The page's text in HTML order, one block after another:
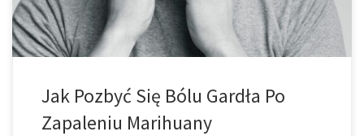
Jak Pozbyć Się Bólu Gardła Po
Zapaleniu Marihuany